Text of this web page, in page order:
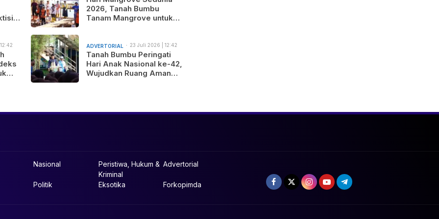
2026, Tanah Bumbu
Tanam Mangrove untuk
ADVERTORIAL
23 Juli 2026 | 12:42
am
Tanah Bumbu Peringati
Hari Anak Nasional ke-42,
Wujudkan Ruang Aman
Nasional
Peristiwa, Hukum &
Kriminal
Advertorial
Politik Eksotika Forkopimda